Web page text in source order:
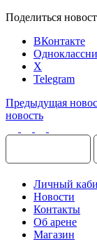
Поделиться
ВКонтакте
X
Telegram
Предыдущая
новость
Личный
Новости
Контакты
Об арене
Магазин